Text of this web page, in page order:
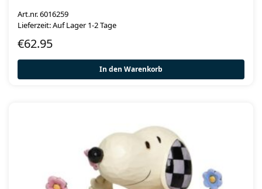
Art.nr. 6016259
Lieferzeit: Auf Lager 1-2 Tage
€62.95
In den Warenkorb